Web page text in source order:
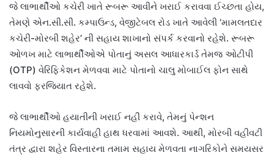
જે લાભાર્થીઓ કચેરી ખાતે રૂબરૂ આવીને ખરાઈ કરાવવા ઈચ્છતા હોય,
તેમણે એન.સી.સી. કમ્પાઉન્ડ, વેજીટેબલ રોડ ખાતે આવેલી ‘મામલતદાર
કચેરી-મોરબી શહેર’ ની સહાય શાખાનો સંપર્ક કરવાનો રહેશે. રૂબરૂ
ઓળખ માટે લાભાર્થીઓએ પોતાનું અસલ આધારકાર્ડ તેમજ ઓટીપી
(OTP) વેરિફિકેશન મેળવવા માટે પોતાનો ચાલુ મોબાઈલ ફોન સાથે
લાવવો ફરજિયાત રહેશે.
જે લાભાર્થીઓ હયાતીની ખરાઈ નહીં કરાવે, તેમનું પેન્શન
નિયમોનુસારની કાર્યવાહી હાથ ધરવામાં આવશે. આથી, મોરબી વહીવટી
તંત્ર દ્વારા શહેર વિસ્તારના તમામ સહાય મેળવતા નાગરિકોને સમયસર